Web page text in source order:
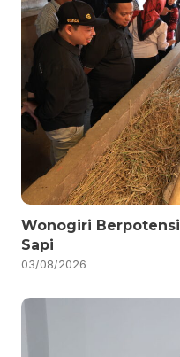
Wonogiri
Sapi
03/08/2026